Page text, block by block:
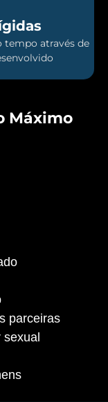
através de
Máximo
parceiras
sexual